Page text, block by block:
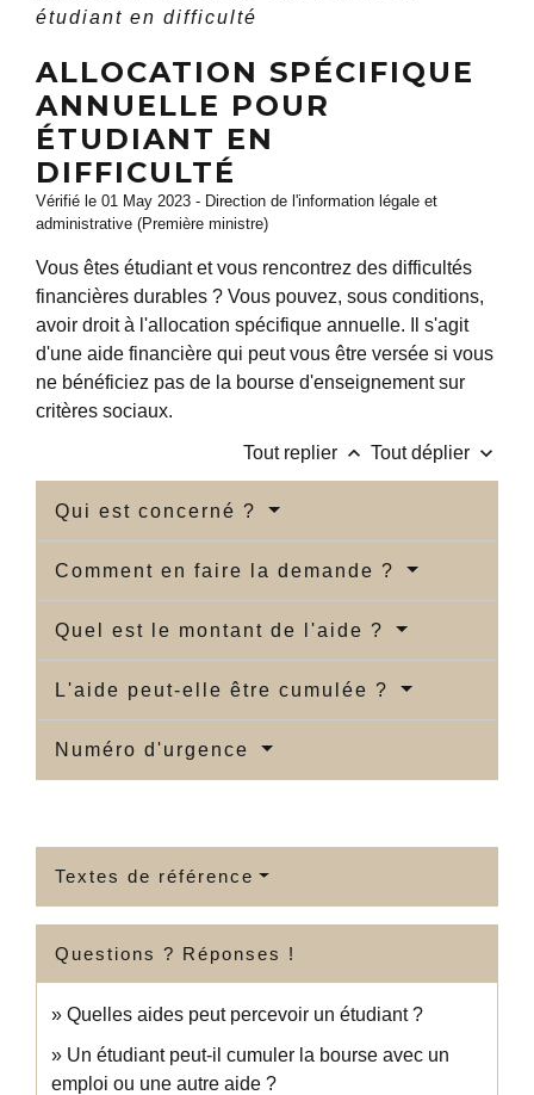
étudiant en difficulté
ALLOCATION SPÉCIFIQUE
ANNUELLE POUR
ÉTUDIANT EN
DIFFICULTÉ
Vérifié le 01 May 2023 - Direction de l'information légale et
administrative (Première ministre)
Vous êtes étudiant et vous rencontrez des difficultés
financières durables ? Vous pouvez, sous conditions,
avoir droit à l'allocation spécifique annuelle. Il s'agit
d'une aide financière qui peut vous être versée si vous
ne bénéficiez pas de la bourse d'enseignement sur
critères sociaux.
Tout replier keyboard_arrow_up Tout déplier keyboard_arrow_down
Qui est concerné ?
Comment en faire la demande ?
Quel est le montant de l'aide ?
L'aide peut-elle être cumulée ?
Numéro d'urgence
Textes de référence
Questions ? Réponses !
Quelles aides peut percevoir un étudiant ?
Un étudiant peut-il cumuler la bourse avec un
emploi ou une autre aide ?